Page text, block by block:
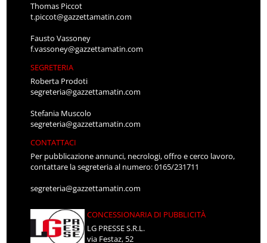
Thomas Piccot
t.piccot@gazzettamatin.com
Fausto Vassoney
f.vassoney@gazzettamatin.com
SEGRETERIA
Roberta Prodoti
segreteria@gazzettamatin.com
Stefania Muscolo
segreteria@gazzettamatin.com
CONTATTACI
Per pubblicazione annunci, necrologi, offro e cerco lavoro,
contattare la segreteria al numero: 0165/231711
segreteria@gazzettamatin.com
CONCESSIONARIA DI PUBBLICITÀ
LG PRESSE S.R.L.
via Festaz, 52